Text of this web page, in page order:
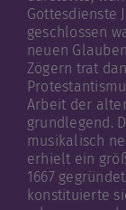
Gottesdienste
geschlossen
neuen
Zögern trat
Arbeit der
grundlegend.
musikalisch
erhielt ein
1667
konstituierte